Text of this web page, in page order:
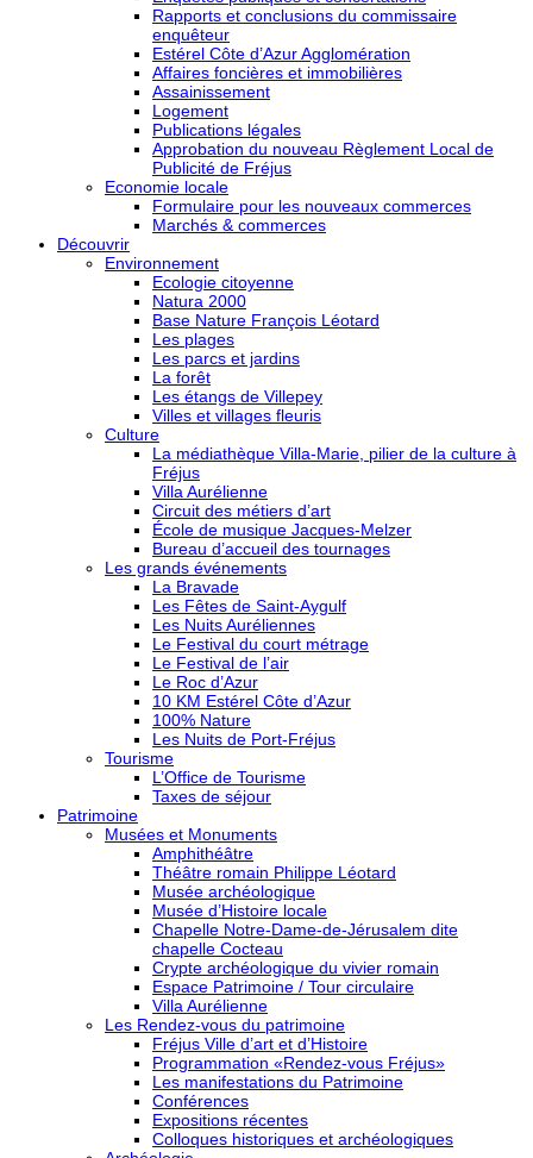
Rapports et conclusions du commissaire
enquêteur
Estérel Côte d’Azur Agglomération
Affaires foncières et immobilières
Assainissement
Logement
Publications légales
Approbation du nouveau Règlement Local de
Publicité de Fréjus
Economie locale
Formulaire pour les nouveaux commerces
Marchés & commerces
Découvrir
Environnement
Ecologie citoyenne
Natura 2000
Base Nature François Léotard
Les plages
Les parcs et jardins
La forêt
Les étangs de Villepey
Villes et villages fleuris
Culture
La médiathèque Villa-Marie, pilier de la culture à
Fréjus
Villa Aurélienne
Circuit des métiers d’art
École de musique Jacques-Melzer
Bureau d’accueil des tournages
Les grands événements
La Bravade
Les Fêtes de Saint-Aygulf
Les Nuits Auréliennes
Le Festival du court métrage
Le Festival de l’air
Le Roc d’Azur
10 KM Estérel Côte d’Azur
100% Nature
Les Nuits de Port-Fréjus
Tourisme
L’Office de Tourisme
Taxes de séjour
Patrimoine
Musées et Monuments
Amphithéâtre
Théâtre romain Philippe Léotard
Musée archéologique
Musée d’Histoire locale
Chapelle Notre-Dame-de-Jérusalem dite
chapelle Cocteau
Crypte archéologique du vivier romain
Espace Patrimoine / Tour circulaire
Villa Aurélienne
Les Rendez-vous du patrimoine
Fréjus Ville d’art et d’Histoire
Programmation «Rendez-vous Fréjus»
Les manifestations du Patrimoine
Conférences
Expositions récentes
Colloques historiques et archéologiques